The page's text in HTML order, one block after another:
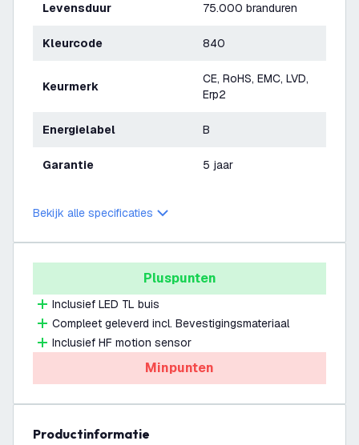
Levensduur 75.000 branduren
Kleurcode 840
Keurmerk
CE, RoHS, EMC, LVD,
Erp2
Energielabel B
Garantie 5 jaar
Bekijk alle specificaties
Pluspunten
Inclusief LED TL buis
Compleet geleverd incl. Bevestigingsmateriaal
Inclusief HF motion sensor
Minpunten
productinformatie